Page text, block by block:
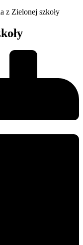
z Zielonej szkoły